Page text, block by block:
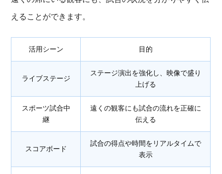
えることができます。
活用シーン 目的
ライブステージ
ステージ演出を強化し、映像で盛り
上げる
スポーツ試合中
継
遠くの観客にも試合の流れを正確に
伝える
スコアボード
試合の得点や時間をリアルタイムで
表示